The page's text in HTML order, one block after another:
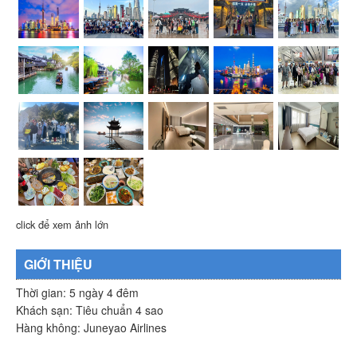
click để xem ảnh lớn
GIỚI THIỆU
Thời gian: 5 ngày 4 đêm
Khách sạn: Tiêu chuẩn 4 sao
Hàng không: Juneyao Airlines